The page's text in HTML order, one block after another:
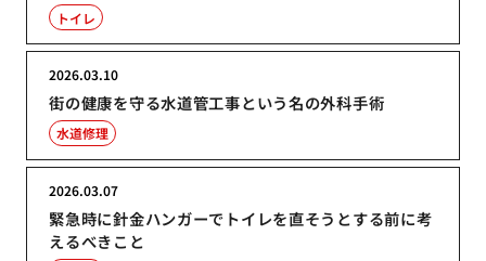
トイレ
街の健康を守る水道管工事という名の外科手術
2026.03.10
水道修理
緊急時に針金ハンガーでトイレを直そうとする前に考
えるべきこと
2026.03.07